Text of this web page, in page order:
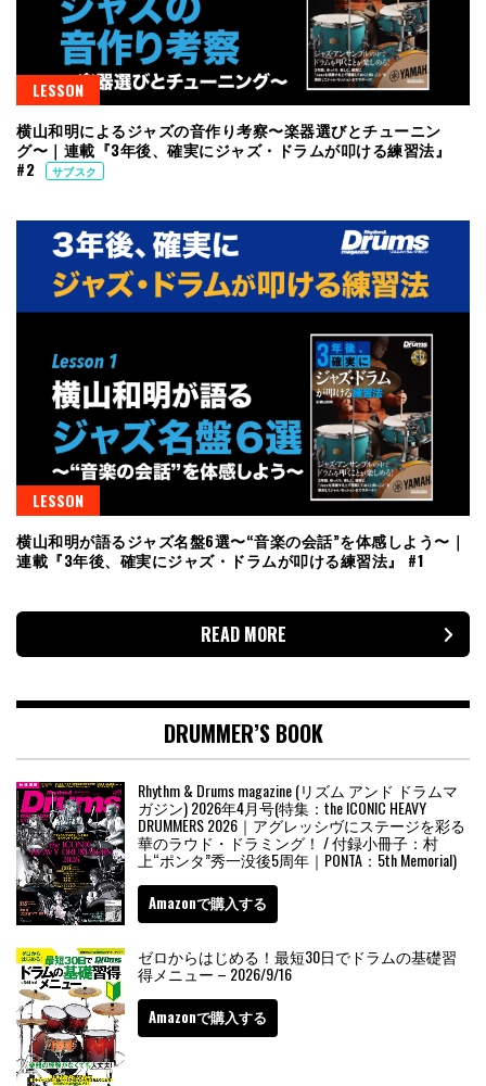
LESSON
横山和明によるジャズの音作り考察〜楽器選びとチューニン
グ〜｜連載『3年後、確実にジャズ・ドラムが叩ける練習法』
#2
サブスク
LESSON
横山和明が語るジャズ名盤6選〜“音楽の会話”を体感しよう〜｜
連載『3年後、確実にジャズ・ドラムが叩ける練習法』 #1
READ MORE
DRUMMER’S BOOK
Rhythm & Drums magazine (リズム アンド ドラムマ
ガジン) 2026年4月号(特集：the ICONIC HEAVY
DRUMMERS 2026｜アグレッシヴにステージを彩る
華のラウド・ドラミング！ / 付録小冊子：村
上“ポンタ”秀一没後5周年｜PONTA：5th Memorial)
Amazonで購入する
ゼロからはじめる！最短30日でドラムの基礎習
得メニュー – 2026/9/16
Amazonで購入する